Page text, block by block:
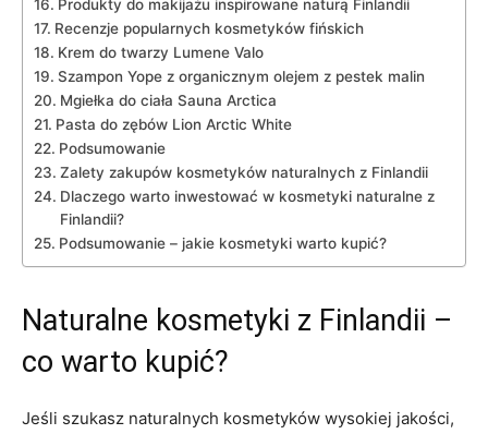
Produkty ⁣do makijażu inspirowane naturą‌ Finlandii
Recenzje popularnych kosmetyków fińskich
Krem do twarzy Lumene ‌Valo
Szampon Yope z organicznym ‍olejem z pestek malin
Mgiełka do ciała Sauna ‍Arctica
Pasta do zębów‍ Lion Arctic White
Podsumowanie
Zalety zakupów kosmetyków naturalnych z Finlandii
Dlaczego warto inwestować w kosmetyki naturalne z
Finlandii?
Podsumowanie – jakie​ kosmetyki ​warto kupić?
Naturalne kosmetyki z Finlandii⁣ –
co warto kupić?
Jeśli szukasz ‌naturalnych kosmetyków wysokiej jakości,